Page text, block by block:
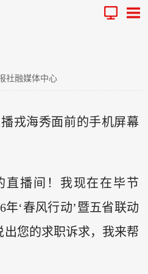
社融媒体中心
戎海秀面前的手机屏幕
直播间！我现在在毕节
年‘春风行动’暨五省联动
您的求职诉求，我来帮